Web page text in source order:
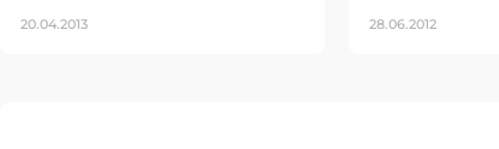
20.04.2013 28.06.2012